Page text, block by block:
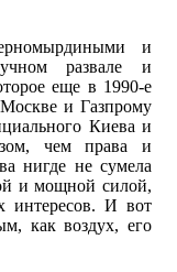
и
развале и
еще в 1990-е
и Газпрому
Киева и
чем права и
нигде не сумела
и мощной силой,
интересов. И вот
как воздух, его